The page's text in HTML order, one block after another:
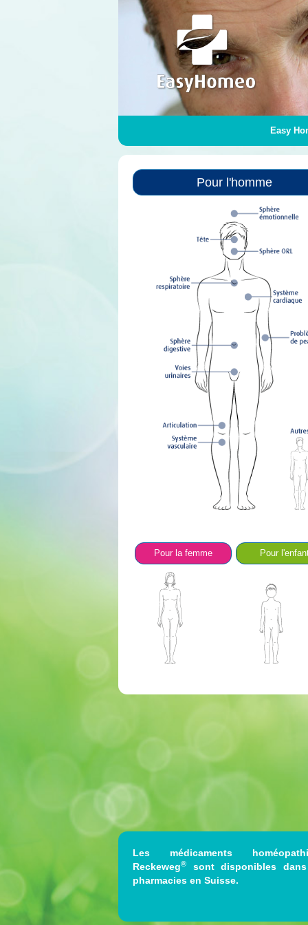
Easy
Pour l'homme
Pour la femme Pour
Les médicaments
Reckeweg®
sont disponibles
pharmacies en Suisse.